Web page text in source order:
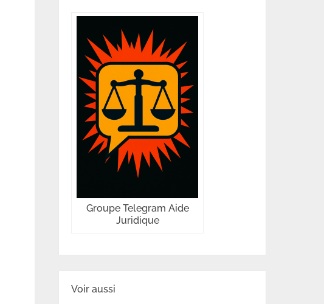
Groupe Telegram Aide
Juridique
Voir aussi